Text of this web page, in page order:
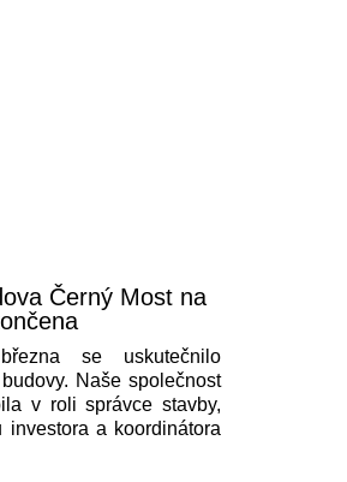
Černý Most na
se uskutečnilo
Naše společnost
v roli správce stavby,
investora a koordinátora